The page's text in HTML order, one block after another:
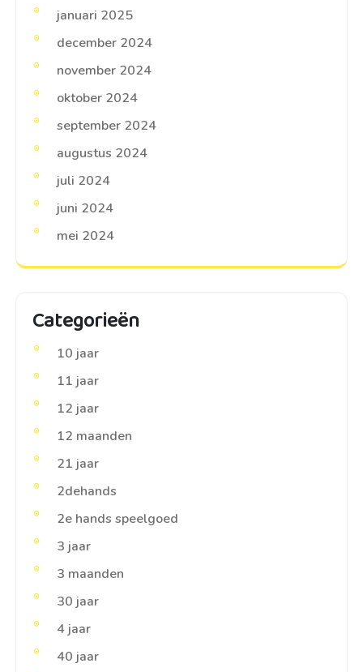
januari 2025
december 2024
november 2024
oktober 2024
september 2024
augustus 2024
juli 2024
juni 2024
mei 2024
Categorieën
10 jaar
11 jaar
12 jaar
12 maanden
21 jaar
2dehands
2e hands speelgoed
3 jaar
3 maanden
30 jaar
4 jaar
40 jaar